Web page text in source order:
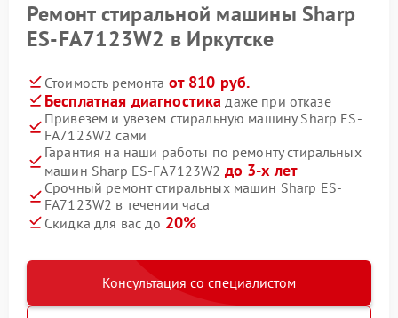
Ремонт стиральной машины Sharp
ES-FA7123W2 в Иркутске
Стоимость ремонта от 810 руб.
Бесплатная диагностика даже при отказе
Привезем и увезем стиральную машину Sharp ES-
FA7123W2 сами
Гарантия на наши работы по ремонту стиральных
машин Sharp ES-FA7123W2 до 3-х лет
Срочный ремонт стиральных машин Sharp ES-
FA7123W2 в течении часа
Скидка для вас до 20%
Консультация со специалистом